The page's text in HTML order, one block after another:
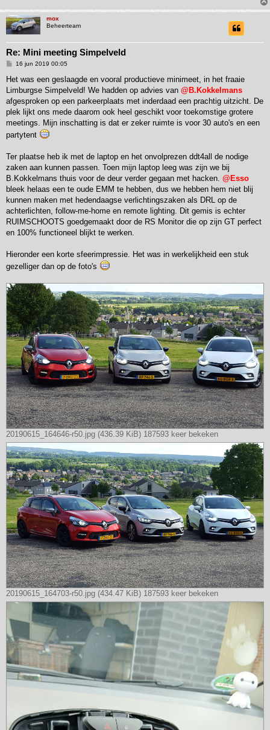
mox
Beheerteam
Re: Mini meeting Simpelveld
B
r
c
h
t
16 jun 2019 00:05
Het was een geslaagde en vooral productieve minimeet, in het fraaie
Limburgse Simpelveld! We hadden op advies van @B.Kokkelmans
afgesproken op een parkeerplaats met inderdaad een prachtig uitzicht. De
plek lijkt ons mede daarom ook heel geschikt voor toekomstige grotere
meetings. Mijn inschatting is dat er zeker ruimte is voor 30 auto's en een
partytent
Ter plaatse heb ik met de laptop en het onvolprezen ddt4all de nodige
zaken aan kunnen passen. Toen mijn laptop leeg was zijn we bij
B.Kokkelmans thuis voor de deur verder gegaan met hacken. @Esso
bleek helaas een te oude EMM te hebben, dus we hebben hem niet blij
kunnen maken met hedendaagse verlichtingszaken als DRL op de
achterlichten, follow-me-home en remote lighting. Dit gemis is echter
RUIMSCHOOTS goedgemaakt door de RS Monitor die op zijn GT perfect
en 100% functioneel blijkt te werken.
Hieronder een korte sfeerimpressie. Het was in werkelijkheid een stuk
gezelliger dan op de foto's
20190615_164646-r50.jpg (436.39 KiB) 187593 keer bekeken
20190615_164703-r50.jpg (434.47 KiB) 187593 keer bekeken